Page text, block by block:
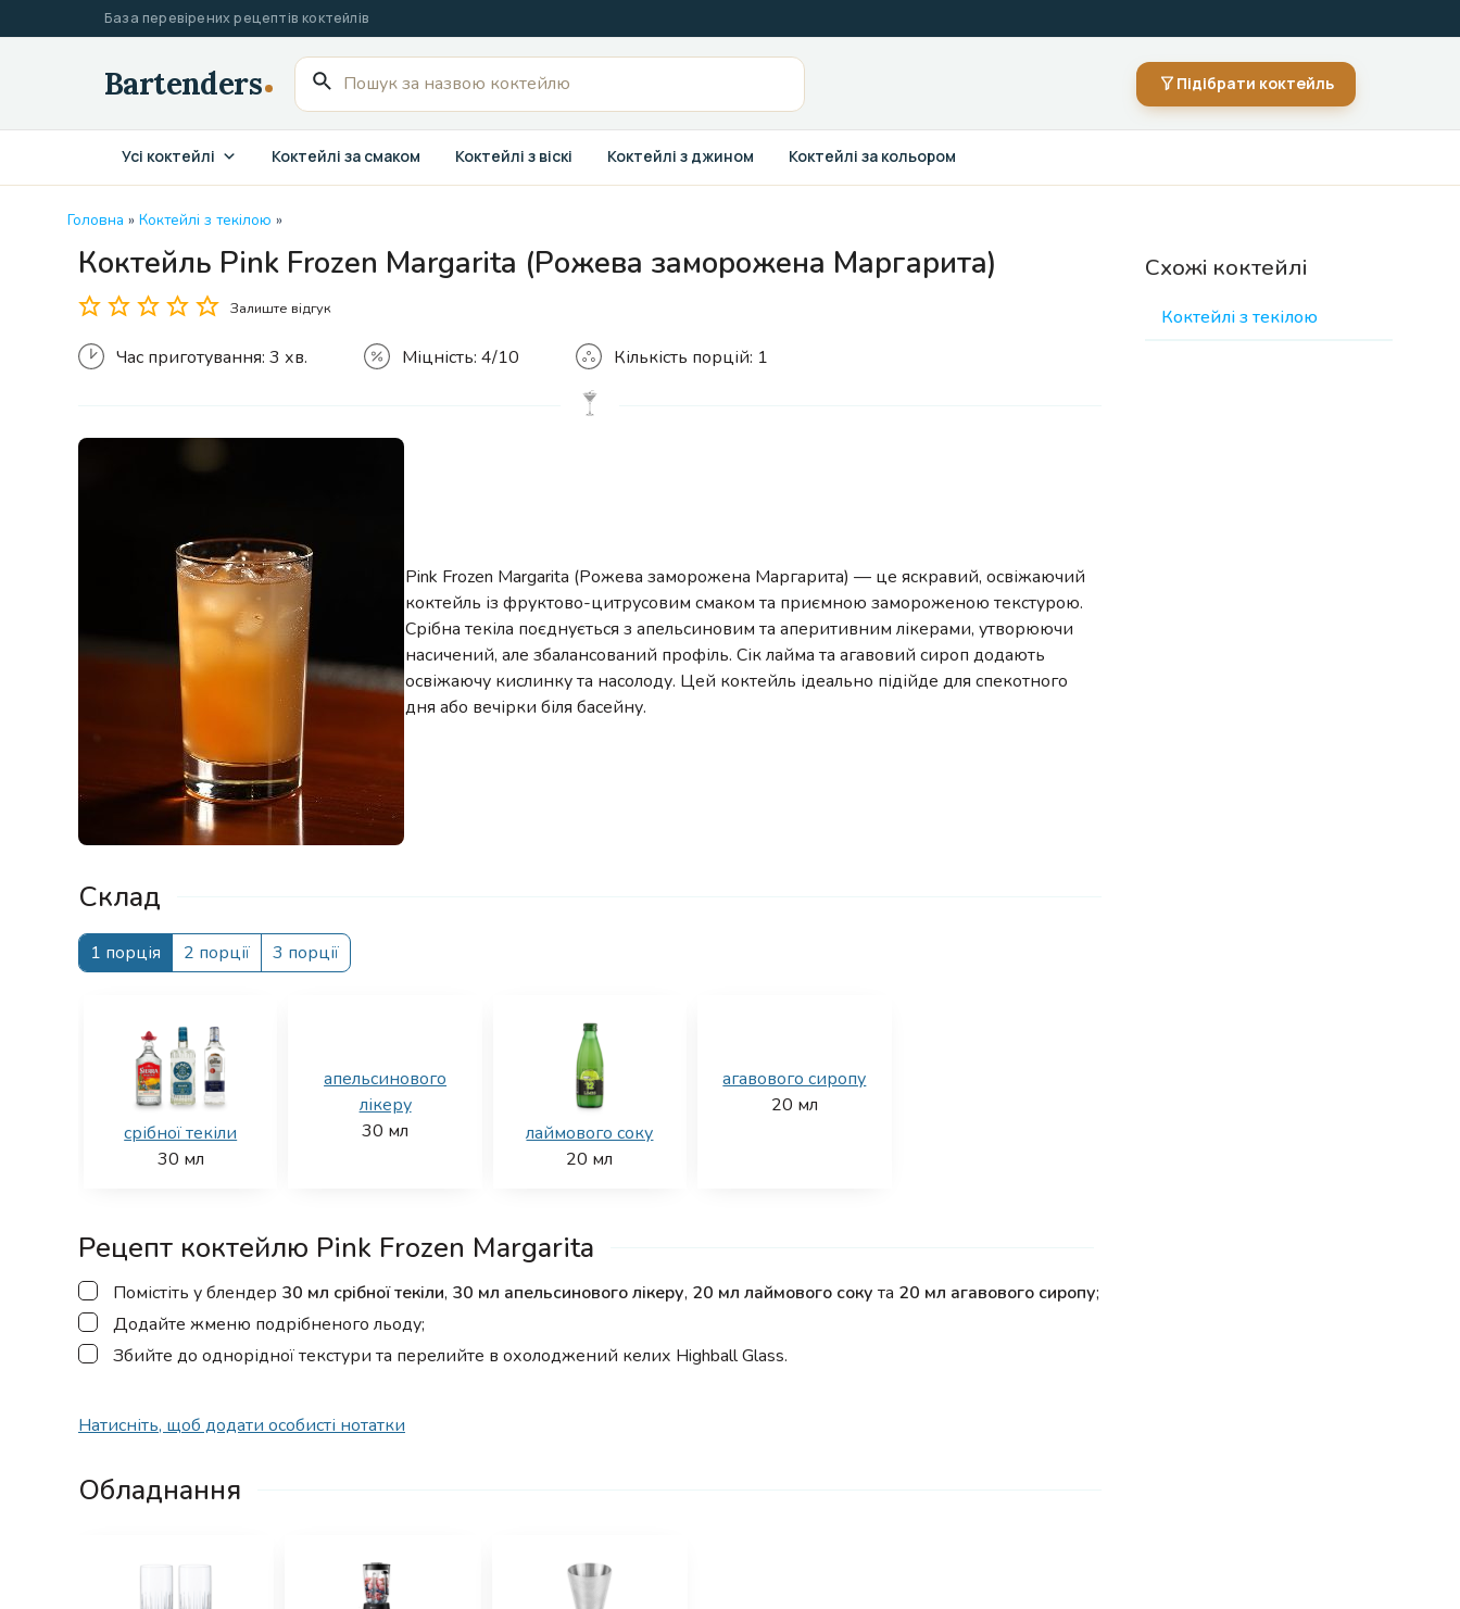
до
База перевірених рецептів коктейлів
Пошук
для:
Підібрати коктейль
Усі коктейлі Коктейлі за смаком Коктейлі з віскі Коктейлі з джином Коктейлі за кольором
Головна » Коктейлі з текілою »
Коктейль Pink Frozen Margarita (Рожева заморожена Маргарита)
Залиште відгук
Час приготування: 3 хв. Міцність: 4/10
Кількість
Кількість порцій: 1
Pink Frozen Margarita (Рожева заморожена Маргарита) — це яскравий, освіжаючий
коктейль із фруктово-цитрусовим смаком та приємною замороженою текстурою.
Срібна текіла поєднується з апельсиновим та аперитивним лікерами, утворюючи
насичений, але збалансований профіль. Сік лайма та агавовий сироп додають
освіжаючу кислинку та насолоду. Цей коктейль ідеально підійде для спекотного
дня або вечірки біля басейну.
Склад
1 порція 2 порції 3 порції
срібної текіли
30 мл
апельсинового
лікеру
30 мл
лаймового соку
20 мл
агавового сиропу
20 мл
Рецепт коктейлю Pink Frozen Margarita
▢
Помістіть у блендер 30 мл срібної текіли, 30 мл апельсинового лікеру, 20 мл лаймового соку та 20 мл агавового сиропу;
▢
Додайте жменю подрібненого льоду;
▢
Збийте до однорідної текстури та перелийте в охолоджений келих Highball Glass.
Натисніть, щоб додати особисті нотатки
Обладнання
Схожі коктейлі
Коктейлі з текілою